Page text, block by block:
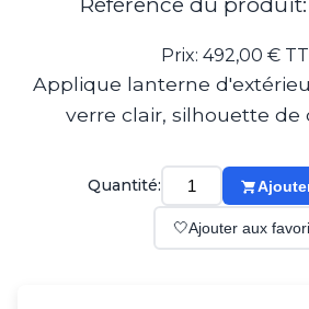
Plafonnier
Salle de bains
Prix: 492,00 €
Applique lanterne
verre clair, silhouette de
Quantité:
🤍Ajouter aux